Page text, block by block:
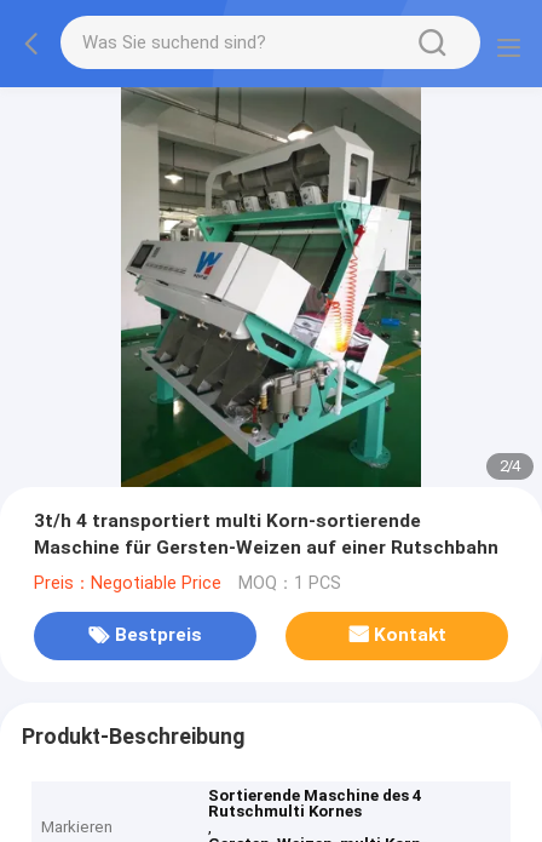
2/4
3t/h 4 transportiert multi Korn-sortierende
Maschine für Gersten-Weizen auf einer Rutschbahn
Preis：Negotiable Price MOQ：1 PCS
Bestpreis Kontakt
Produkt-Beschreibung
Markieren
Sortierende Maschine des 4
Rutschmulti Kornes
,